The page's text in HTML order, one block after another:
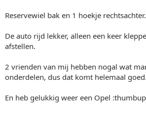
Reservewiel bak en 1 hoekje rechtsachter.
De auto rijd lekker, alleen een keer
afstellen.
2 vrienden van mij hebben nogal wat
onderdelen, dus dat komt helemaal goed.
En heb gelukkig weer een Opel